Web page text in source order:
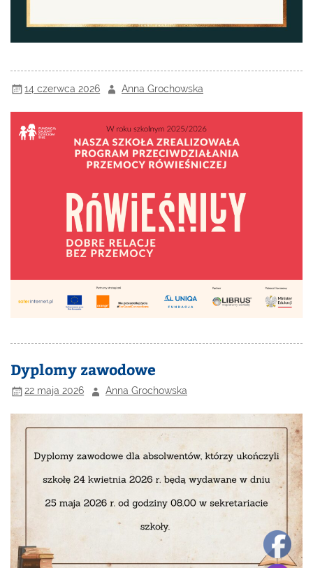
14 czerwca 2026 Anna Grochowska
Dyplomy zawodowe
22 maja 2026 Anna Grochowska